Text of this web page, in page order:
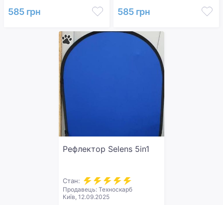
585 грн 585 грн
Рефлектор Selens 5in1
Стан:
Продавець: Техноскарб
Київ, 12.09.2025